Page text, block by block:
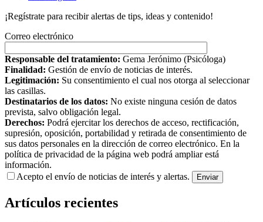
¡Regístrate para recibir alertas de tips, ideas y contenido!
Correo electrónico
Responsable del tratamiento: Gema Jerónimo (Psicóloga)
Finalidad: Gestión de envío de noticias de interés.
Legitimación: Su consentimiento el cual nos otorga al seleccionar
las casillas.
Destinatarios de los datos: No existe ninguna cesión de datos
prevista, salvo obligación legal.
Derechos: Podrá ejercitar los derechos de acceso, rectificación,
supresión, oposición, portabilidad y retirada de consentimiento de
sus datos personales en la dirección de correo electrónico. En la
política de privacidad de la página web podrá ampliar está
información.
Acepto el envío de noticias de interés y alertas.
Artículos recientes